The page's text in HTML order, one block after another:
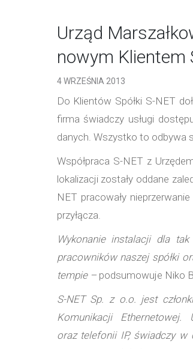
Urząd
nowym Klientem
4 WRZEŚNIA 2013
Do Klientów Spółki S-NET
firma świadczy usługi
danych. Wszystko to odbywa
Współpraca S-NET z
lokalizacji zostały oddane
NET pracowały
przyłącza.
Wykonanie instalacji dla
pracowników naszej spółki
tempie – podsumowuje Niko
S-NET Sp. z o.o. jest
Komunikacji
oraz telefonii IP, świadczy w